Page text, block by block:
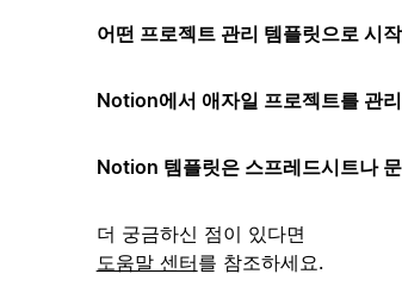
어떤 프로젝트 관리 템플릿으로 시
Notion에서 애자일 프로젝트를 관
Notion 템플릿은 스프레드시트나
더 궁금하신 점이 있다면
도움말 센터를 참조하세요.